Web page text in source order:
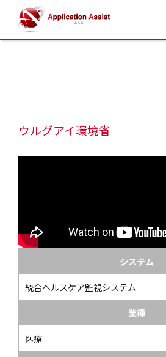
HOME>開発事例>
ウルグアイ環境省
システム
統合ヘルスケア監視システム
業種
医療